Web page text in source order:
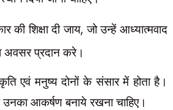
की शिक्षा दी जाय,जो उन्हें आध्यात्मवाद
अवसर प्रदान करे।
एवं मनुष्य दोनों के संसार में होता है।
उनकाआकर्षण बनाये रखना चाहिए।